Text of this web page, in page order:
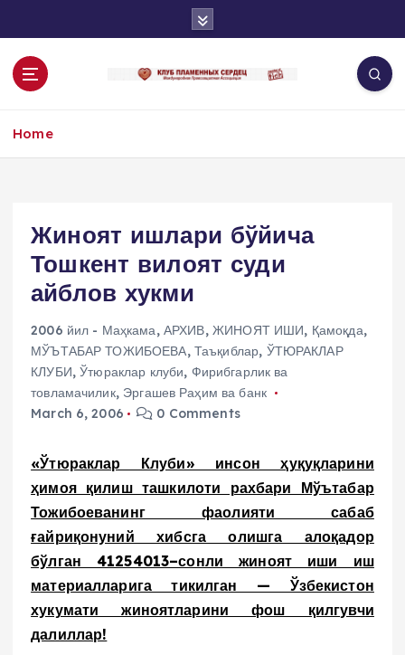
o
Home
Жиноят ишлари бўйича
Тошкент вилоят суди
айблов хукми
2006 йил - Маҳкама, АРХИВ, ЖИНОЯТ ИШИ, Қамоқда,
МЎЪТАБАР ТОЖИБОЕВА, Таъқиблар, ЎТЮРАКЛАР
КЛУБИ,Ўтюраклар клуби, Фирибгарлик ва
товламачилик, Эргашев Раҳим ва банк
March 6, 2006
0 Comments
«Ўтюраклар Клуби» инсон ҳуқуқларини
ҳимоя қилиш ташкилоти рахбари Мўътабар
Тожибоеванинг фаолияти сабаб
ғайриқонуний хибсга олишга алоқадор
бўлган 41254013–сонли жиноят иши иш
материалларига тикилган — Ўзбекистон
хукумати жиноятларини фош қилгувчи
далиллар!